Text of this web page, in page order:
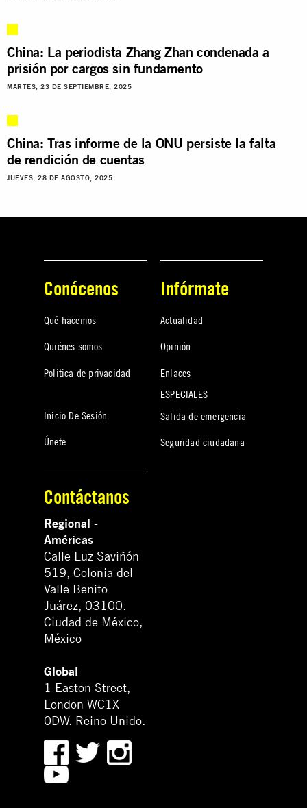
China: La periodista Zhang Zhan condenada a
prisión por cargos sin fundamento
MARTES, 23 DE SEPTIEMBRE, 2025
China: Tras informe de la ONU persiste la falta
de rendición de cuentas
JUEVES, 28 DE AGOSTO, 2025
Conócenos
Qué hacemos
Quiénes somos
Política de privacidad
Inicio De Sesión
Únete
Infórmate
Actualidad
Opinión
Enlaces
ESPECIALES
Salida de emergencia
Seguridad ciudadana
Contáctanos
Regional -
Américas
Calle Luz Saviñón
519, Colonia del
Valle Benito
Juárez, 03100.
Ciudad de México,
México
Global
1 Easton Street,
London WC1X
0DW. Reino Unido.